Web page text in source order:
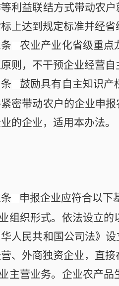
利益联结方式带动农
上达到规定标准并经
农业产业化省级重点
则，不干预企业经营自
鼓励具有自主知识产
密带动农户的企业申
的企业，适用本办法。
申报企业应符合以下
组织形式。依法设立
人民共和国公司法》
、外商独资企业，直
主营业务。企业农产